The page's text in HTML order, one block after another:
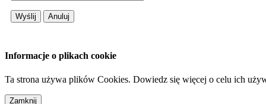
Wyślij Anuluj
Informacje o plikach cookie
Ta strona używa plików Cookies. Dowiedz się więcej o celu ich